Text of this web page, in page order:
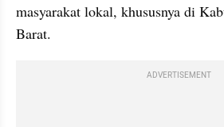
masyarakat lokal, khususnya di
Barat.
ADVERTISEMENT